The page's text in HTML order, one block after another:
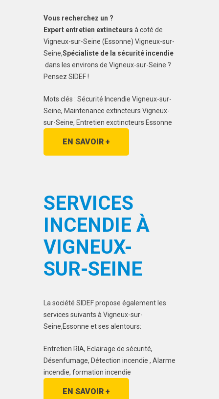
Vous recherchez un ?
Expert entretien extincteurs à coté de
Vigneux-sur-Seine (Essonne) Vigneux-sur-
Seine,Spécialiste de la sécurité incendie
dans les environs de Vigneux-sur-Seine ?
Pensez SIDEF !
Mots clés : Sécurité Incendie Vigneux-sur-
Seine, Maintenance extincteurs Vigneux-
sur-Seine, Entretien exctincteurs Essonne
EN SAVOIR +
SERVICES
INCENDIE À
VIGNEUX-
SUR-SEINE
La société SIDEF propose également les
services suivants à Vigneux-sur-
Seine,Essonne et ses alentours:
Entretien RIA, Eclairage de sécurité,
Désenfumage, Détection incendie , Alarme
incendie, formation incendie
EN SAVOIR +